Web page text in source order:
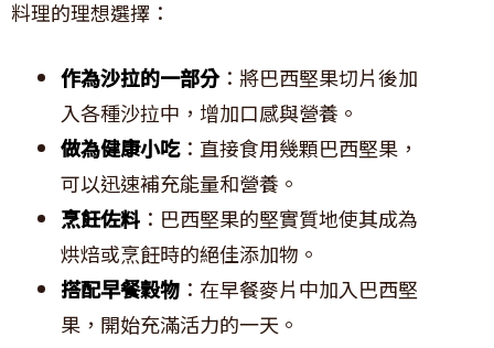
料理的理想選擇：
作為沙拉的一部分：將巴西堅果切片後加
入各種沙拉中，增加口感與營養。
做為健康小吃：直接食用幾顆巴西堅果，
可以迅速補充能量和營養。
烹飪佐料 ：巴西堅果的堅實質地使其成為
烘焙或烹飪時的絕佳添加物。
搭配早餐穀物 ：在早餐麥片中加入巴西堅
果，開始充滿活力的一天。